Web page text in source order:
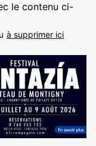
le contenu ci-
à supprimer ici